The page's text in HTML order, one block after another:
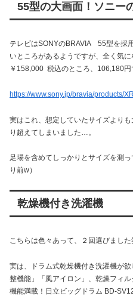
55型の大画面！ソニー
テレビはSONYのBRAVIA 55型を採
いところがあるようですが、全く気
￥158,000 税込のところ、106,180円
https://www.sony.jp/bravia/products/
実はこれ、想定していたサイズより
り超えてしまいました…。
足場を含めてしっかりとサイズを測
り前w）
乾燥機付き洗濯機
こちらは色々あって、２回選びました
実は、ドラム式乾燥機付き洗濯機が
整機能」「風アイロン」、乾燥フィ
機能満載！日立ビッグドラム BD-